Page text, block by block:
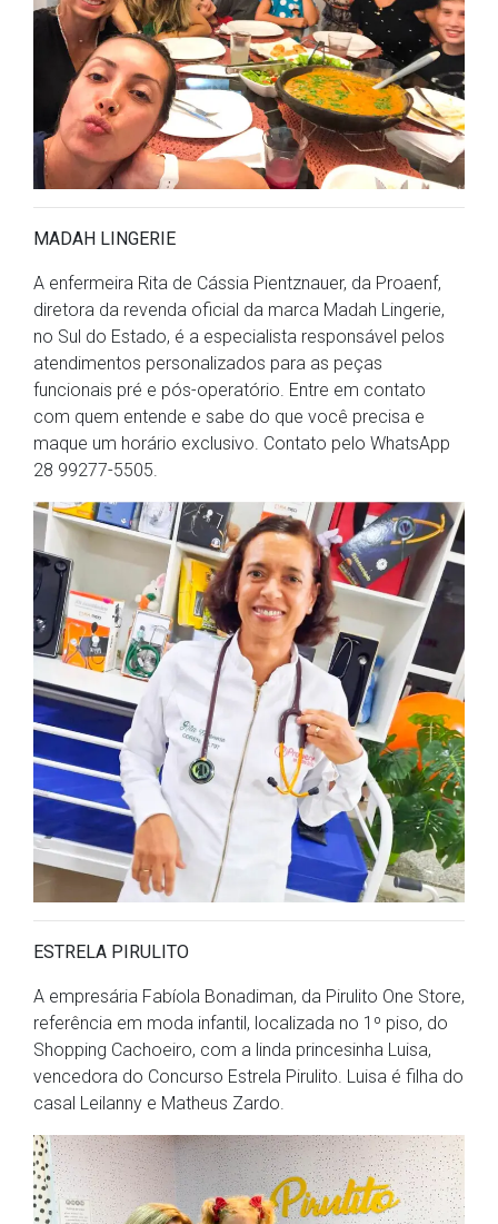
MADAH LINGERIE
A enfermeira Rita de Cássia Pientznauer, da Proaenf,
diretora da revenda oficial da marca Madah Lingerie,
no Sul do Estado, é a especialista responsável pelos
atendimentos personalizados para as peças
funcionais pré e pós-operatório. Entre em contato
com quem entende e sabe do que você precisa e
maque um horário exclusivo. Contato pelo WhatsApp
28 99277-5505.
ESTRELA PIRULITO
A empresária Fabíola Bonadiman, da Pirulito One Store,
referência em moda infantil, localizada no 1º piso, do
Shopping Cachoeiro, com a linda princesinha Luisa,
vencedora do Concurso Estrela Pirulito. Luisa é filha do
casal Leilanny e Matheus Zardo.